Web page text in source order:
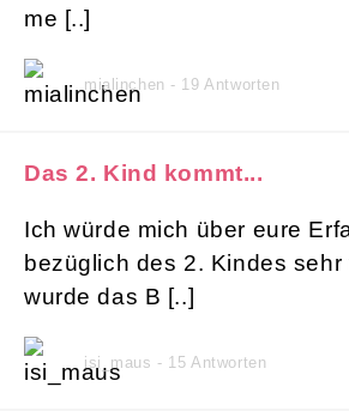
me [..]
mialinchen - 19 Antworten
Das 2. Kind kommt...
Ich würde mich über eure
bezüglich des 2. Kindes sehr
wurde das B [..]
isi_maus - 15 Antworten